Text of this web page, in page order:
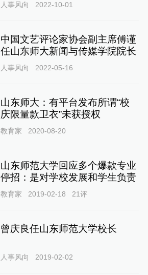
人事风向 2022-10-01
中国文艺评论家协会副主席傅谨
任山东师大新闻与传媒学院院长
人事风向 2022-05-16
山东师大：有平台发布所谓“校
庆限量款卫衣”未获授权
教育家 2020-08-20
山东师范大学回应多个爆款专业
停招：是对学校发展和学生负责
教育家 2019-02-18 21评
曾庆良任山东师范大学校长
人事风向 2019-02-02